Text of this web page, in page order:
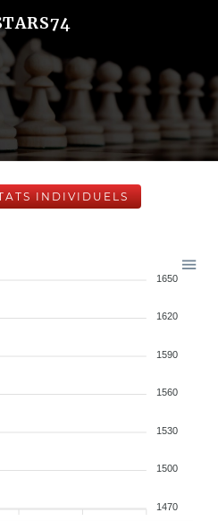
INDIVIDUELS
1650
1620
1590
1560
1530
1500
1470